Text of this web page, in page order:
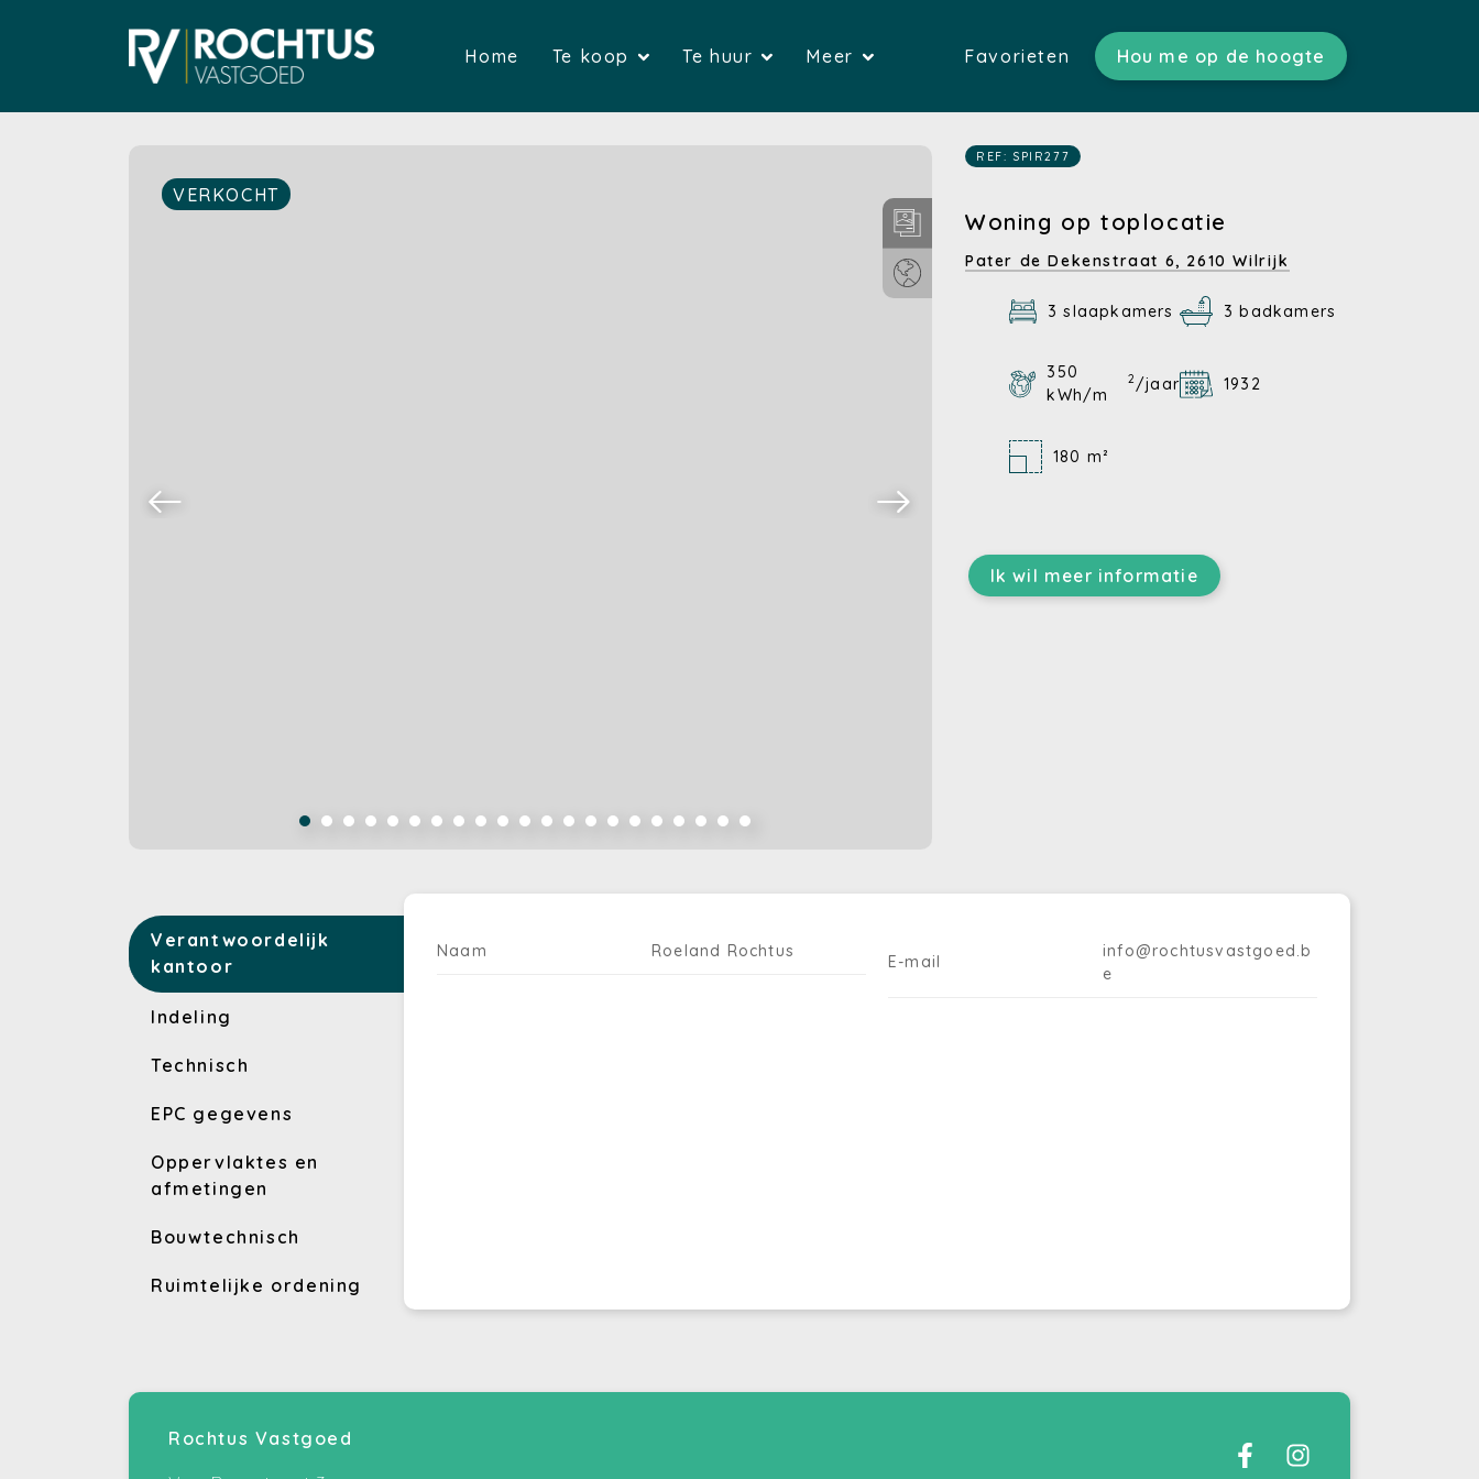
Home (Home)
Te koop (Te koop)
(Huizen)
(Bedrijfsvastgoed)
Te huur (Te huur)
(Huizen)
(Appartementen)
(Bedrijfsvastgoed)
Meer
(Gratis schatting)
(Over ons)
(Verkopen)
(Verhuren)
Favorieten Hou me op de hoogte
VERKOCHT
REF: SPIR277
Woning op toplocatie
Pater de Dekenstraat 6, 2610 Wilrijk
3 slaapkamers 3 badkamers
350
kWh/m
2 /jaar 1932
180 m²
Ik wil meer informatie
Verantwoordelijk
kantoor
Indeling
Technisch
EPC gegevens
Oppervlaktes en
afmetingen
Bouwtechnisch
Ruimtelijke ordening
Naam Roeland Rochtus
E-mail
info@rochtusvastgoed.b
e
Rochtus Vastgoed